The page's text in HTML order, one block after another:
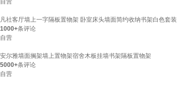
自营
凡社客厅墙上一字隔板置物架 卧室床头墙面简约收纳书架白色套装
1000+条评论
自营
安尔雅墙面搁架墙上置物架宿舍木板挂墙书架隔板置物架
5000+条评论
自营